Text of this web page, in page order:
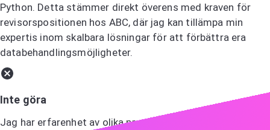
Python. Detta stämmer direkt överens med kraven för
revisorspositionen hos ABC, där jag kan tillämpa min
expertis inom skalbara lösningar för att förbättra era
databehandlingsmöjligheter.
Inte göra
Jag har erfarenhet av olika programmeringsspråk och har